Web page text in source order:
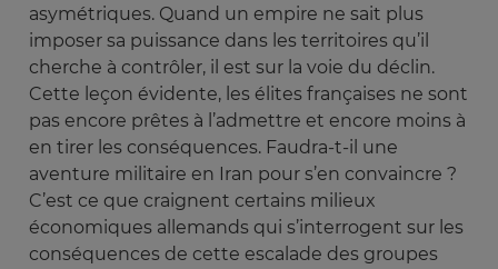
asymétriques. Quand un empire ne sait plus
imposer sa puissance dans les territoires qu’il
cherche à contrôler, il est sur la voie du déclin.
Cette leçon évidente, les élites françaises ne sont
pas encore prêtes à l’admettre et encore moins à
en tirer les conséquences. Faudra-t-il une
aventure militaire en Iran pour s’en convaincre ?
C’est ce que craignent certains milieux
économiques allemands qui s’interrogent sur les
conséquences de cette escalade des groupes